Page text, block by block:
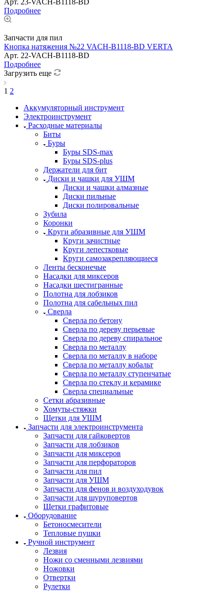
Подробнее
Запчасти для пил
Кнопка натяжения №22 VACH-B1118-BD VERTA
Арт. 22-VACH-B1118-BD
Подробнее
Загрузить еще
1 2
Аккумуляторный инструмент
Электроинструмент
Расходные материалы
Биты
Буры
Буры SDS-max
Буры SDS-plus
Держатели для бит
Диски и чашки для УШМ
Диски и чашки алмазные
Диски пильные
Диски полировальные
Зубила
Коронки
Круги абразивные для УШМ
Круги зачистные
Круги лепестковые
Круги самозакрепляющиеся
Ленты бесконечые
Насадки для миксеров
Насадки шестигранные
Полотна для лобзиков
Полотна для сабельных пил
Сверла
Сверла по бетону
Сверла по дереву перьевые
Сверла по дереву спиральное
Сверла по металлу
Сверла по металлу в наборе
Сверла по металлу кобальт
Сверла по металлу ступенчатые
Сверла по стеклу и керамике
Сверла специальные
Сетки абразивные
Хомуты-стяжки
Щетки для УШМ
Запчасти для электроинструмента
Запчасти для гайковертов
Запчасти для лобзиков
Запчасти для миксеров
Запчасти для перфораторов
Запчасти для пил
Запчасти для УШМ
Запчасти для фенов и воздуходувок
Запчасти для шуруповертов
Щетки графитовые
Оборудование
Бетоносмесители
Тепловые пушки
Ручной инструмент
Лезвия
Ножи со сменными лезвиями
Ножовки
Отвертки
Рулетки